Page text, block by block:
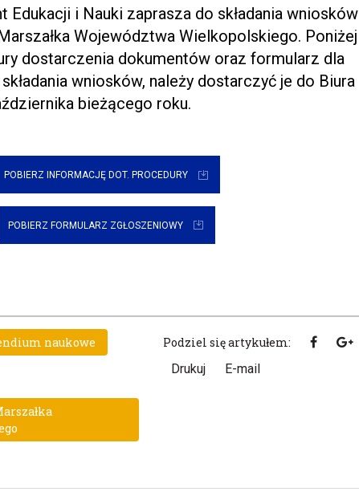
Edukacji i Nauki zaprasza do składania wniosków
Województwa Wielkopolskiego. Poniżej
dostarczenia dokumentów oraz formularz dla
wniosków, należy dostarczyć je do Biura
bieżącego roku.
POBIERZ INFORMACJĘ DOT. PROCEDURY
POBIERZ FORMULARZ ZGŁOSZENIOWY
naukowe
Podziel się artykułem:
Drukuj
E-mail